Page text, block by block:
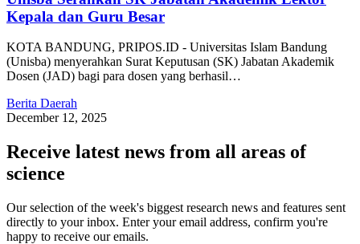
Kepala dan Guru Besar
KOTA BANDUNG, PRIPOS.ID - Universitas Islam Bandung
(Unisba) menyerahkan Surat Keputusan (SK) Jabatan Akademik
Dosen (JAD) bagi para dosen yang berhasil…
Berita Daerah
December 12, 2025
Receive latest news from all areas of
science
Our selection of the week's biggest research news and features sent
directly to your inbox. Enter your email address, confirm you're
happy to receive our emails.